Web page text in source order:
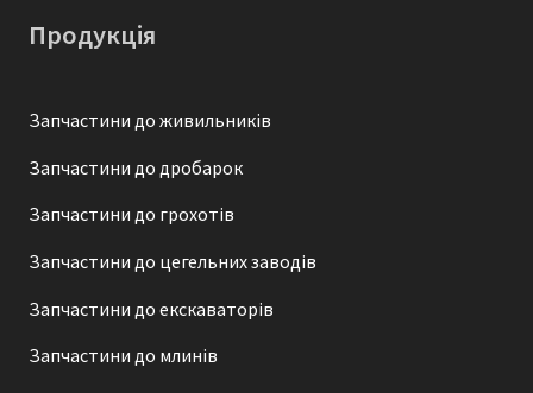
Продукція
Запчастини до живильників
Запчастини до дробарок
Запчастини до грохотів
Запчастини до цегельних заводів
Запчастини до екскаваторів
Запчастини до млинів